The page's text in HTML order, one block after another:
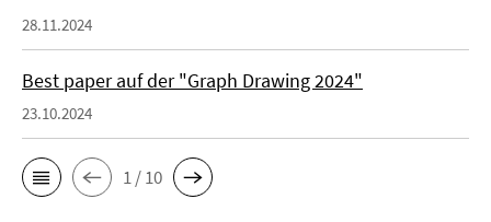
28.11.2024
Best paper auf der "Graph Drawing 2024"
23.10.2024
1 / 10